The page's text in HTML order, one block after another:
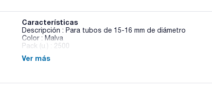
Características
Descripción : Para tubos de 15-16 mm de diámetro
Color : Malva
Pack (u.) : 2500
Gran variedad de tapones fabricados en polietileno. De
Ver más